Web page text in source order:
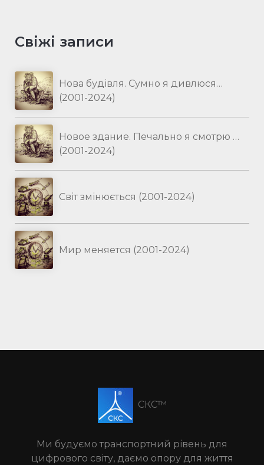
Свіжі записи
Нова будівля. Сумно я дивлюся…
(2001-2024)
Новое здание. Печально я смотрю …
(2001-2024)
Світ змінюється (2001-2024)
Мир меняется (2001-2024)
СКС™
Ми будуємо транспортний рівень для
цифрового світу, даємо опору для життя